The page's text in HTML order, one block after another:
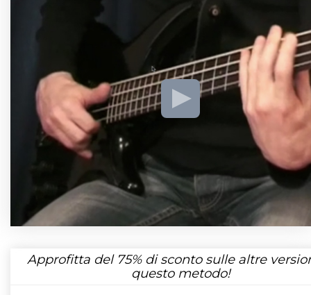
Approfitta del 75%di sconto sulle altre
questo metodo!